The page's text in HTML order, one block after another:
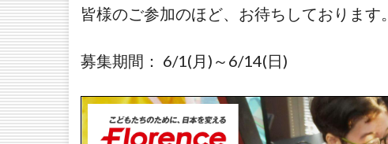
皆様のご参加のほど、お待ちしております。
募集期間： 6/1(月)～6/14(日)